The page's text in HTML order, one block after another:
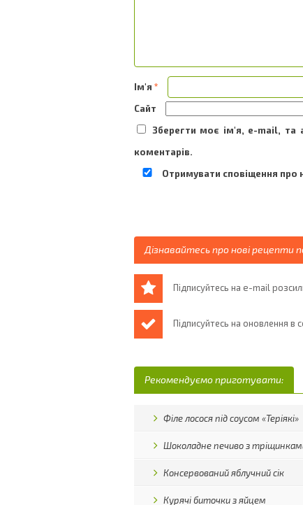
Ім'я *
Сайт
Зберегти моє ім'я, e-mail, та
коментарів.
Отримувати сповіщення про
Дізнавайтесь про нові рецепти
Підписуйтесь на e-mail
Підписуйтесь на оновлення в
Рекомендуємо приготувати:
Філе лосося під соусом «Теріякі»
Шоколадне печиво з
Консервований яблучний сік
Курячі биточки з яйцем